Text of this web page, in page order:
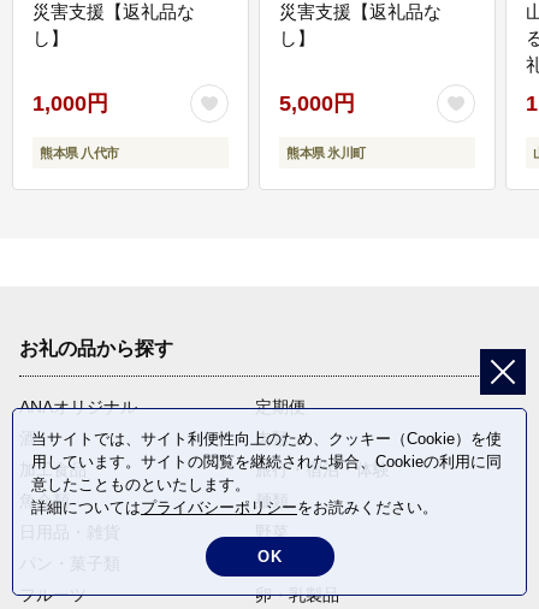
災害支援【返礼品な
し】
1,000円
熊本県 八代市
災害支援【返礼品な
し】
5,000円
熊本県 氷川町
お礼の品から探す
ANAオリジナル
定期便
酒
肉類
加工食品
旅行・宿泊・体験
魚介類
麺類
野菜
電化製品
フルーツ
卵・乳製品
当サイトでは、サイト利便性向上のため、クッキー（Cookie）を使
用しています。サイトの閲覧を継続された場合、Cookieの利用に同
意したことものといたします。
詳細についてはプライバシーポリシーをお読みください。
OK